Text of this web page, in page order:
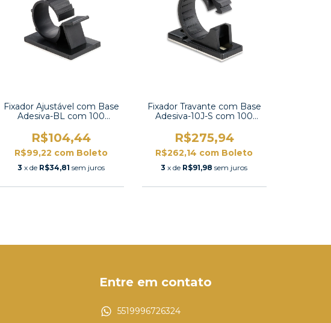
Fixador Ajustável com Base
Adesiva-BL com 100
R$104,44
R$99,22 com Boleto
3 x de R$34,81 sem juros
Fixador Travante com Base
Adesiva-10J-S com 100
R$275,94
R$262,14 com Boleto
3 x de R$91,98 sem juros
Entre em contato
5519996726324